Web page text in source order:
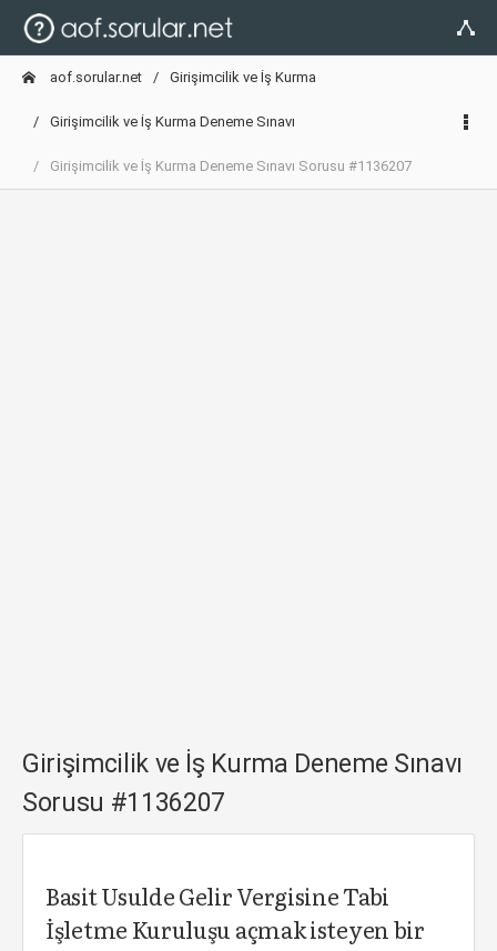
aof.sorular.net Girişimcilik ve İş Kurma
Girişimcilik ve İş Kurma Deneme Sınavı
Girişimcilik ve İş Kurma Deneme Sınavı Sorusu #1136207
Girişimcilik ve İş Kurma Deneme Sınavı
Sorusu #1136207
Basit Usulde Gelir Vergisine Tabi
İşletme Kuruluşu açmak isteyen bir